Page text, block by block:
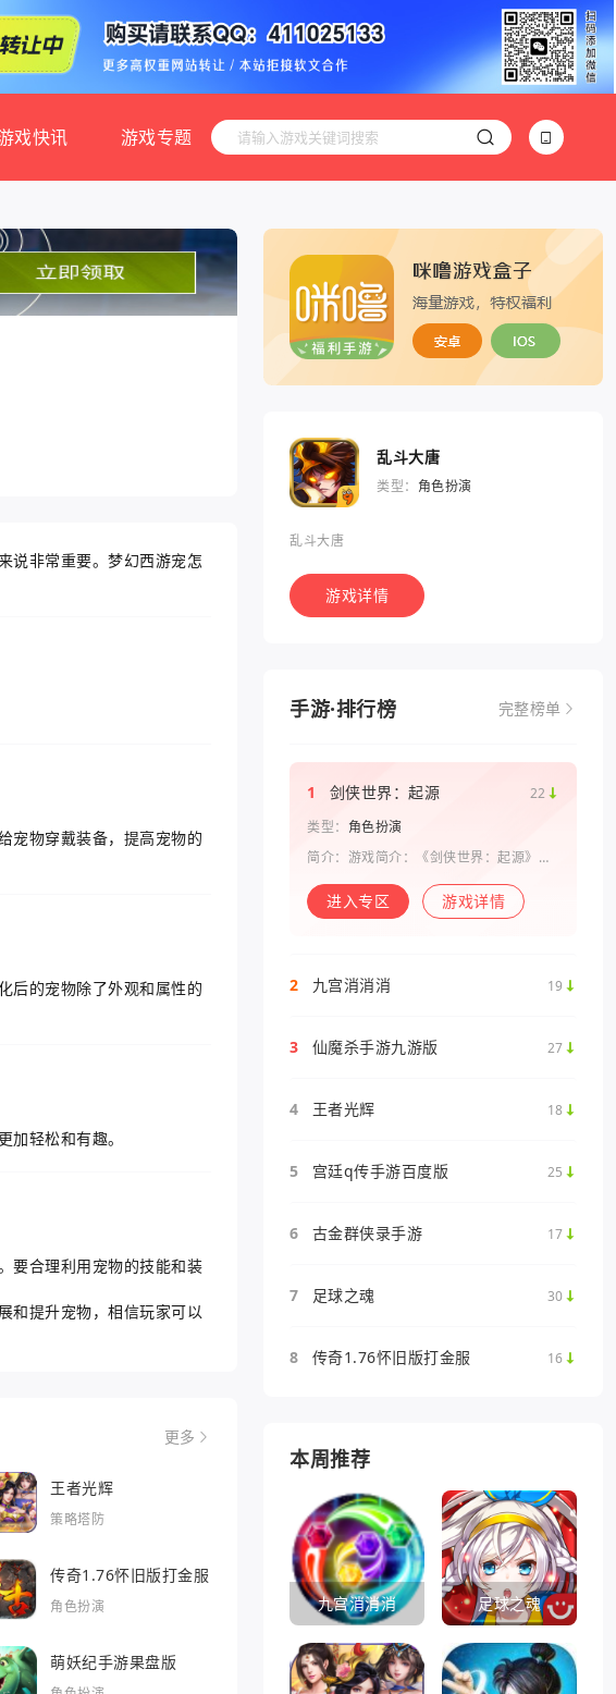
戏快讯 游戏专题
说非常重要。梦幻西游宠怎
宠物穿戴装备，提高宠物的
后的宠物除了外观和属性的
轻松和有趣。
要合理利用宠物的技能和装
和提升宠物，相信玩家可以
更多
王者光辉
策略塔防
传奇1.76怀旧版打金服
角色扮演
萌妖纪手游果盘版
乱斗大唐
类型： 角色扮演
乱斗大唐
游戏详情
手游·排行榜 完整榜单
1 剑侠世界：起源
22
类型： 角色扮演
简介：游戏简介：《剑侠世界：起源》是
系列手游。复刻《剑侠世界》端游玩法和
画面，还原“剑侠情缘”端游时代的特色设
进入专区 游戏详情
2 九宫消消消 19
3 仙魔杀手游九游版 27
4 王者光辉 18
5 宫廷q传手游百度版 25
6 古金群侠录手游 17
7 足球之魂 30
8 传奇1.76怀旧版打金服 16
本周推荐
九宫消消消 足球之魂